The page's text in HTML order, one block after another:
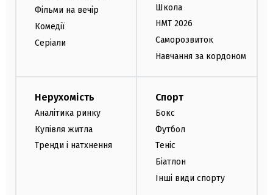
Фільми на вечір
Комедії
Серіали
Школа
НМТ 2026
Саморозвиток
Навчання за кордоном
Нерухомість
Аналітика ринку
Купівля житла
Тренди і натхнення
Спорт
Бокс
Футбол
Теніс
Біатлон
Інші види спорту